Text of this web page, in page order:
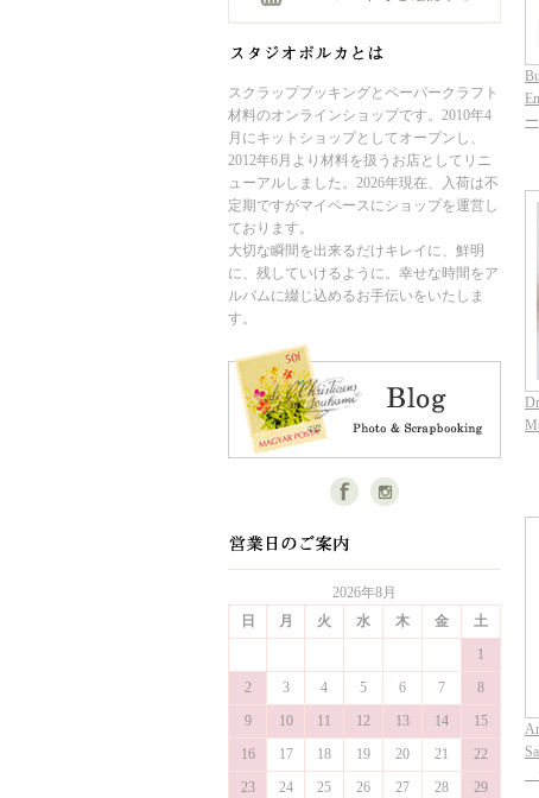
スクラップブッキングとペーパークラフト
材料のオンラインショップです。2010年4
月にキットショップとしてオープンし、
2012年6月より材料を扱うお店としてリニ
ューアルしました。2026年現在、入荷は不
定期ですがマイペースにショップを運営し
ております。
大切な瞬間を出来るだけキレイに、鮮明
に、残していけるように。幸せな時間をア
ルバムに綴じ込めるお手伝いをいたしま
す。
2026年8月
日
月 火 水 木 金
土
1
2
3 4 5 6 7
8
9
10 11 12 13 14
15
16
17 18 19 20 21
22
23
24 25 26 27 28
29
ー